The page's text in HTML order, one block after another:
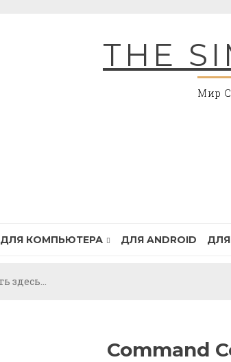
THE
Мир
ДЛЯ КОМПЬЮТЕРА ДЛЯ ANDROID
Command